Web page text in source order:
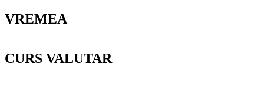
VREMEA
CURS VALUTAR